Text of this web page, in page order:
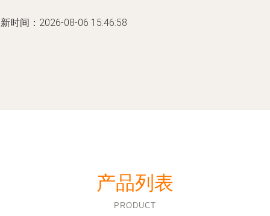
时间：2026-08-06 15:46:58
产品列表
PRODUCT